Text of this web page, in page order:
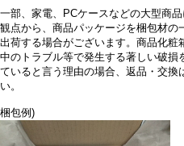
一部、家電、PCケースなどの大型商
観点から、商品パッケージを梱包材の
出荷する場合がございます。商品化粧
中のトラブル等で発生する著しい破
ていると言う理由の場合、返品・交換
い。
梱包例)